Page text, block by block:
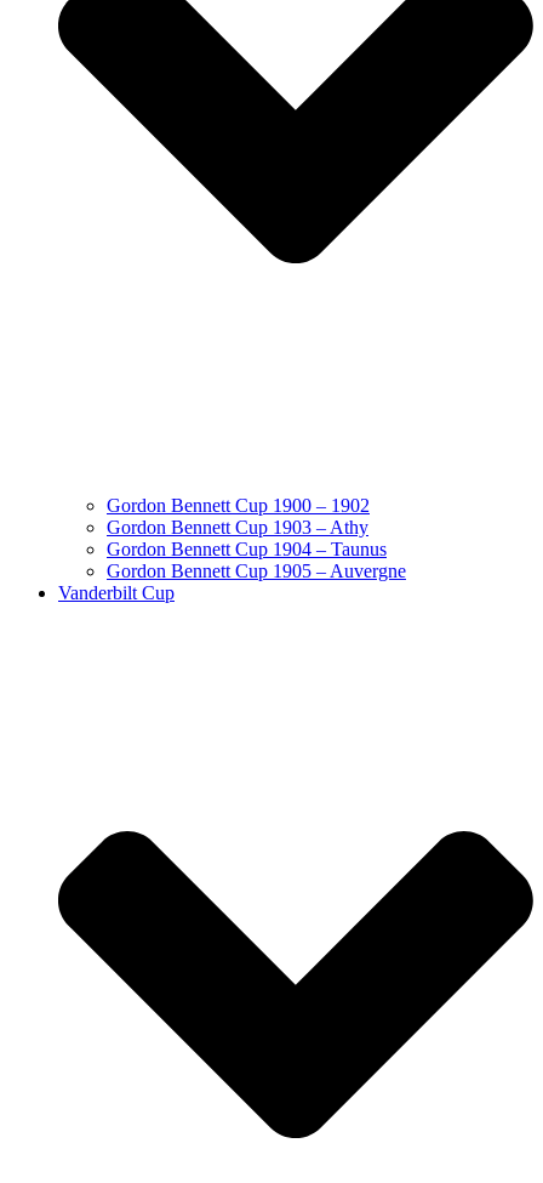
Gordon Bennett Cup 1900 – 1902
Gordon Bennett Cup 1903 – Athy
Gordon Bennett Cup 1904 – Taunus
Gordon Bennett Cup 1905 – Auvergne
Vanderbilt Cup